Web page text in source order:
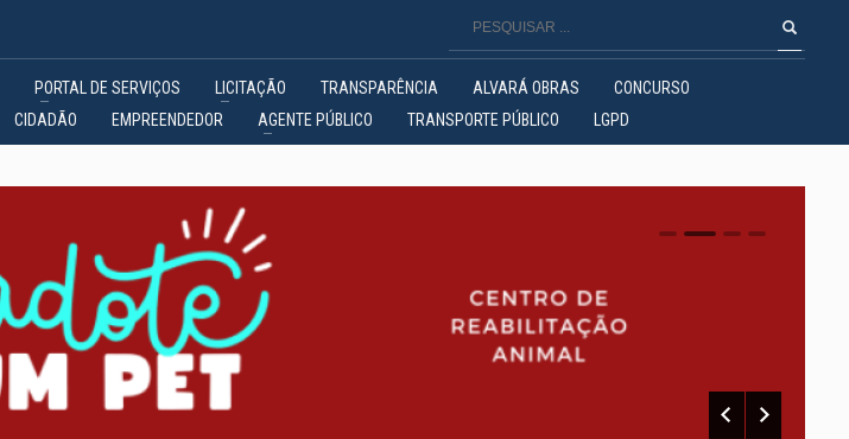
PORTAL DE SERVIÇOS LICITAÇÃO TRANSPARÊNCIA ALVARÁ OBRAS
CONCURSO
CIDADÃO EMPREENDEDOR AGENTE PÚBLICO TRANSPORTE PÚBLICO LGPD
0 1 2